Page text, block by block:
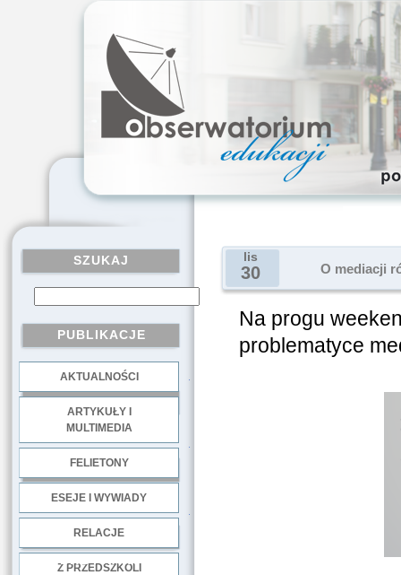
SZUKAJ
PUBLIKACJE
AKTUALNOŚCI
ARTYKUŁY I
MULTIMEDIA
FELIETONY
ESEJE I WYWIADY
RELACJE
Z PRZEDSZKOLI
lis
30 O mediacji
Na progu
problematyce